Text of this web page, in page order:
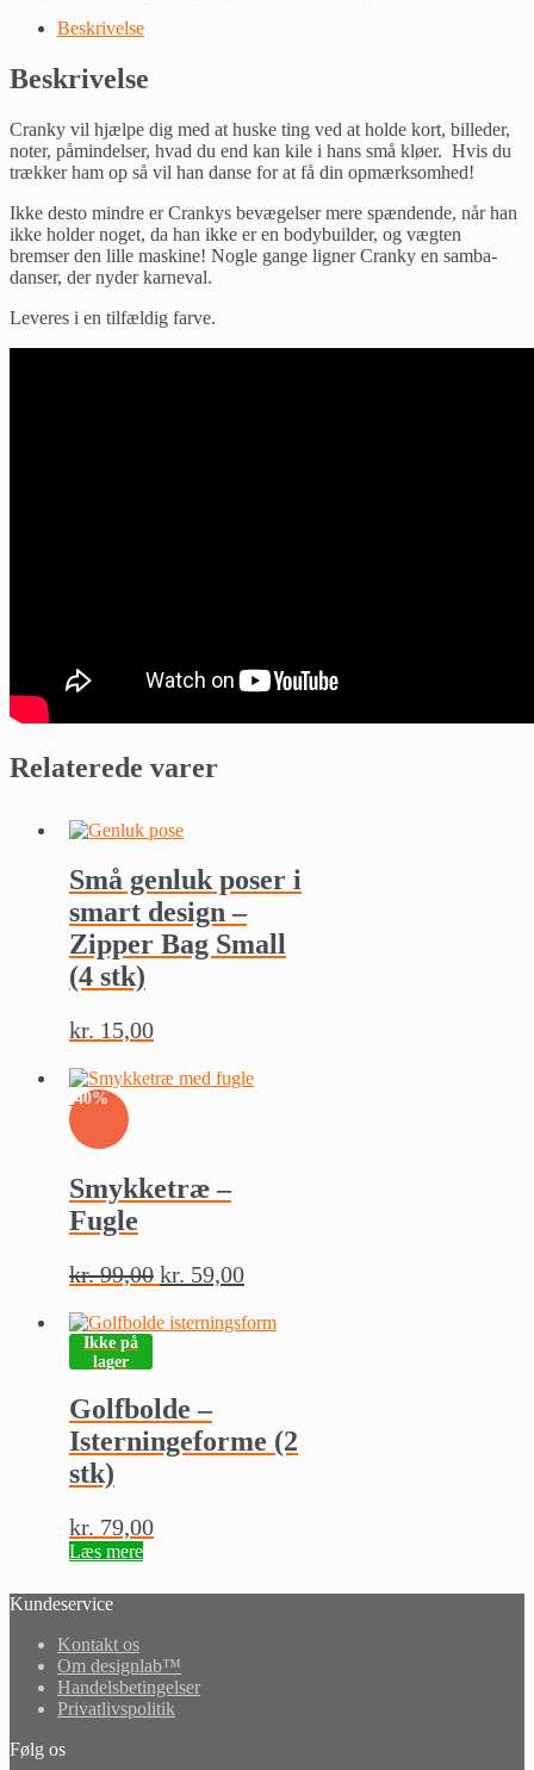
Beskrivelse
Beskrivelse
Cranky vil hjælpe dig med at huske ting ved at holde kort, billeder,
noter, påmindelser, hvad du end kan kile i hans små kløer. Hvis du
trækker ham op så vil han danse for at få din opmærksomhed!
Ikke desto mindre er Crankys bevægelser mere spændende, når han
ikke holder noget, da han ikke er en bodybuilder, og vægten
bremser den lille maskine! Nogle gange ligner Cranky en samba-
danser, der nyder karneval.
Leveres i en tilfældig farve.
Relaterede varer
Små genluk poser i
smart design –
Zipper Bag Small
(4 stk)
kr. 15,00
-40%
Smykketræ –
Fugle
kr.99,00 kr. 59,00
Ikke på
lager
Golfbolde –
Isterningeforme (2
stk)
kr. 79,00
Læs mere
Kundeservice
Kontakt os
Om designlab™
Handelsbetingelser
Privatlivspolitik
Følg os